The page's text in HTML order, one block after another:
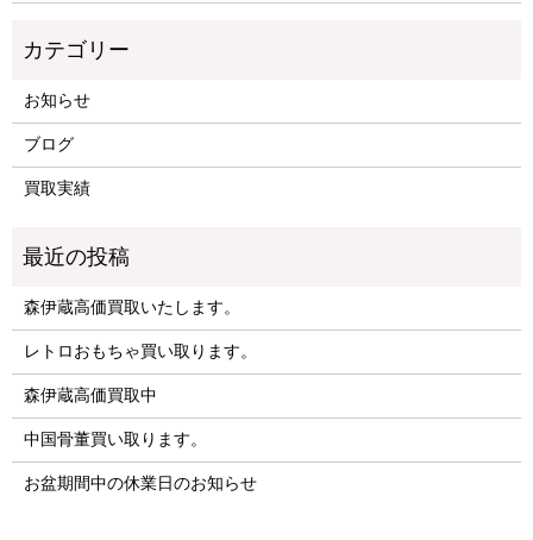
お知らせ
ブログ
買取実績
森伊蔵高価買取いたします。
レトロおもちゃ買い取ります。
森伊蔵高価買取中
中国骨董買い取ります。
お盆期間中の休業日のお知らせ